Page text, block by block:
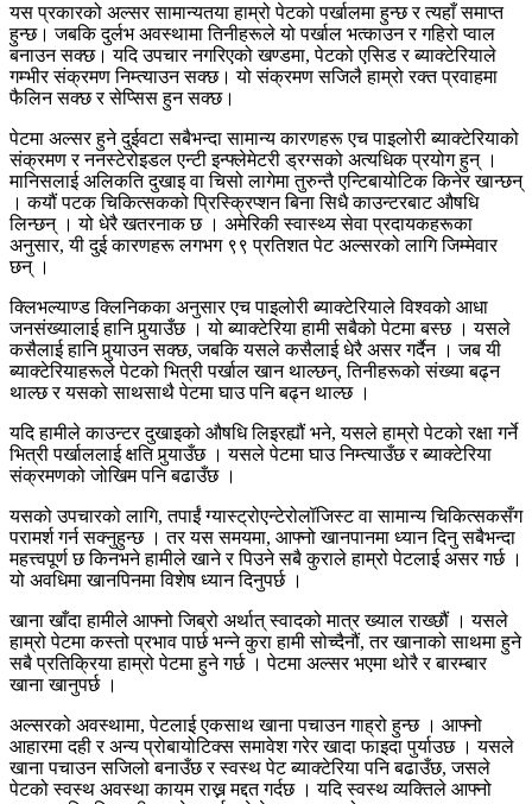
यस प्रकारको अल्सर सामान्यतया हाम्रो पेटको पर्खालमा हुन्छ र त्यहाँ समाप्त
हुन्छ। जबकि दुर्लभ अवस्थामा तिनीहरूले यो पर्खाल भत्काउन र गहिरो प्वाल
बनाउन सक्छ। यदि उपचार नगरिएको खण्डमा, पेटको एसिड र ब्याक्टेरियाले
गम्भीर संक्रमण निम्त्याउन सक्छ। यो संक्रमण सजिलै हाम्रो रक्त प्रवाहमा
फैलिन सक्छ र सेप्सिस हुन सक्छ।
पेटमा अल्सर हुने दुईवटा सबैभन्दा सामान्य कारणहरू एच पाइलोरी ब्याक्टेरियाको
संक्रमण र ननस्टेरोइडल एन्टी इन्फ्लेमेटरी ड्रग्सको अत्यधिक प्रयोग हुन् ।
मानिसलाई अलिकति दुखाइ वा चिसो लागेमा तुरुन्तै एन्टिबायोटिक किनेर खान्छन्
। कयौं पटक चिकित्सकको प्रिस्क्रिप्शन बिना सिधै काउन्टरबाट औषधि
लिन्छन् । यो धेरै खतरनाक छ । अमेरिकी स्वास्थ्य सेवा प्रदायकहरूका
अनुसार, यी दुई कारणहरू लगभग ९९ प्रतिशत पेट अल्सरको लागि जिम्मेवार
छन् ।
क्लिभल्याण्ड क्लिनिकका अनुसार एच पाइलोरी ब्याक्टेरियाले विश्वको आधा
जनसंख्यालाई हानि पुर्‍याउँछ । यो ब्याक्टेरिया हामी सबैको पेटमा बस्छ । यसले
कसैलाई हानि पुर्‍याउन सक्छ, जबकि यसले कसैलाई धेरै असर गर्दैन । जब यी
ब्याक्टेरियाहरूले पेटको भित्री पर्खाल खान थाल्छन्, तिनीहरूको संख्या बढ्न
थाल्छ र यसको साथसाथै पेटमा घाउ पनि बढ्न थाल्छ ।
यदि हामीले काउन्टर दुखाइको औषधि लिइरह्यौं भने, यसले हाम्रो पेटको रक्षा गर्ने
भित्री पर्खाललाई क्षति पुर्‍याउँछ । यसले पेटमा घाउ निम्त्याउँछ र ब्याक्टेरिया
संक्रमणको जोखिम पनि बढाउँछ ।
यसको उपचारको लागि, तपाईं ग्यास्ट्रोएन्टेरोलॉजिस्ट वा सामान्य चिकित्सकसँग
परामर्श गर्न सक्नुहुन्छ । तर यस समयमा, आफ्नो खानपानमा ध्यान दिनु सबैभन्दा
महत्त्वपूर्ण छ किनभने हामीले खाने र पिउने सबै कुराले हाम्रो पेटलाई असर गर्छ ।
यो अवधिमा खानपिनमा विशेष ध्यान दिनुपर्छ ।
खाना खाँदा हामीले आफ्नो जिब्रो अर्थात् स्वादको मात्र ख्याल राख्छौं । यसले
हाम्रो पेटमा कस्तो प्रभाव पार्छ भन्ने कुरा हामी सोच्दैनौं, तर खानाको साथमा हुने
सबै प्रतिक्रिया हाम्रो पेटमा हुने गर्छ । पेटमा अल्सर भएमा थोरै र बारम्बार
खाना खानुपर्छ ।
अल्सरको अवस्थामा, पेटलाई एकसाथ खाना पचाउन गाह्रो हुन्छ । आफ्नो
आहारमा दही र अन्य प्रोबायोटिक्स समावेश गरेर खादा फाइदा पुर्याउछ । यसले
खाना पचाउन सजिलो बनाउँछ र स्वस्थ पेट ब्याक्टेरिया पनि बढाउँछ, जसले
पेटको स्वस्थ अवस्था कायम राख्न मद्दत गर्दछ । यदि स्वस्थ व्यक्तिले आफ्नो